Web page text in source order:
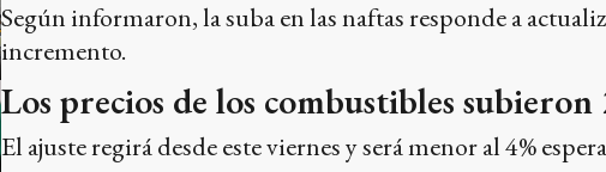
Según informaron, la suba en las naftas responde a
incremento.
Los precios de los combustibles subieron
El ajuste regirá desde este viernes y será menor al 4%